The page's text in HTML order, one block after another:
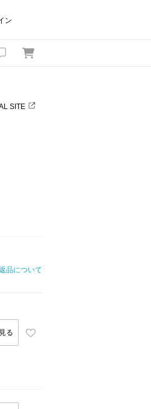
ン
SITE
品について
る